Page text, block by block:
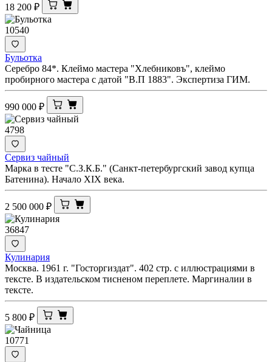
18 200 ₽
10540
Бульотка
Серебро 84*. Клеймо мастера "Хлебниковъ", клеймо
пробирного мастера с датой "В.П 1883". Экспертиза ГИМ.
990 000 ₽
4798
Сервиз чайный
Марка в тесте "С.З.К.Б." (Санкт-петербургский завод купца
Батенина). Начало XIX века.
2 500 000 ₽
36847
Кулинария
Москва. 1961 г. "Госторгиздат". 402 стр. с иллюстрациями в
тексте. В издательском тисненом переплете. Маргиналии в
тексте.
5 800 ₽
10771